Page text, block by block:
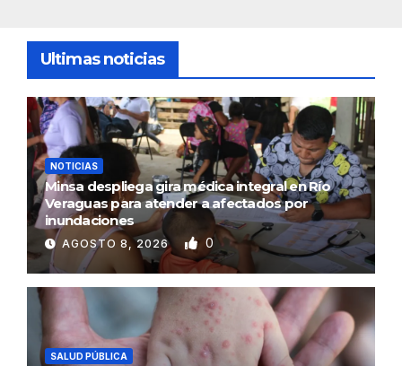
Ultimas noticias
NOTICIAS
Minsa despliega gira médica integral en Río
Veraguas para atender a afectados por
inundaciones
AGOSTO 8, 2026 0
SALUD PÚBLICA